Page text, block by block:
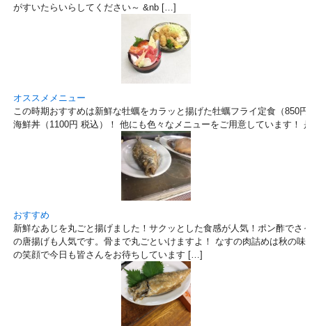
がすいたらいらしてください～ &nb […]
オススメメニュー
この時期おすすめは新鮮な牡蠣をカラッと揚げた牡蠣フライ定食（850
海鮮丼（1100円 税込）！ 他にも色々なメニューをご用意しています！
おすすめ
新鮮なあじを丸ごと揚げました！サクッとした食感が人気！ポン酢でさ
の唐揚げも人気です。骨まで丸ごといけますよ！ なすの肉詰めは秋の味
の笑顔で今日も皆さんをお待ちしています […]